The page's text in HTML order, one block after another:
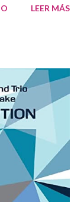
formado por la
el primer
sea el de
estable,
más
del siglo XX y su
Songbook y los
Carousel, South
LEER MÁS